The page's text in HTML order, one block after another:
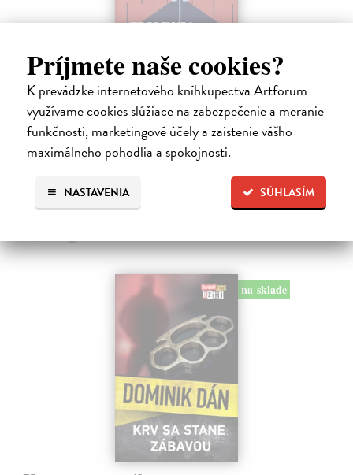
Príjmete naše cookies?
K prevádzke internetového kníhkupectva Artforum
využívame cookies slúžiace na zabezpečenie a meranie
funkčnosti, marketingové účely a zaistenie vášho
maximálneho pohodlia a spokojnosti.
SÚHLASÍM
NASTAVENIA
Tramwaj na Sachsenberg
Sagitarius Petr| Kniha
Tramwaj Cafe je kavárna v polském Těšíně a zároveň místo, kde se
sbíhají všechny nitky související s dalším brutálním zločinem, který
musí vyřešit Roman Saran, major ostravské kriminálky, a jeho tým.
Jak…
15,91 €
na sklade